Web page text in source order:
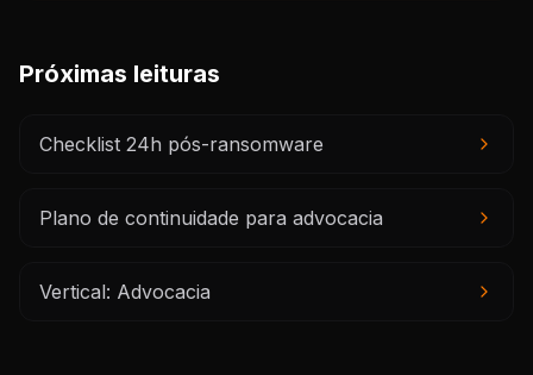
Próximas leituras
Checklist 24h pós-ransomware
Plano de continuidade para advocacia
Vertical: Advocacia